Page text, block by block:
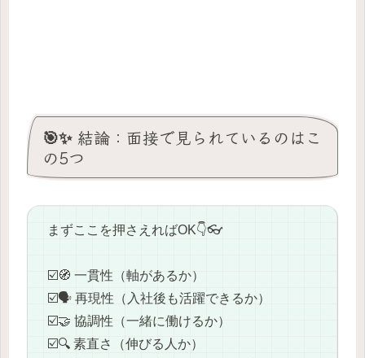
🎯✨ 結論：面接で見られているのはこ
の5つ
まずここを押さえればOK👇👓
☑️🧭 一貫性（軸があるか）
☑️🗣️ 再現性（入社後も活躍できるか）
☑️🤝 協調性（一緒に働けるか）
☑️🔍 素直さ（伸びる人か）